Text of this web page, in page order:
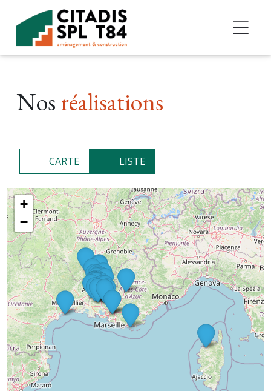
Accéder au contenu
Nosréalisations
CARTE LISTE
+
−